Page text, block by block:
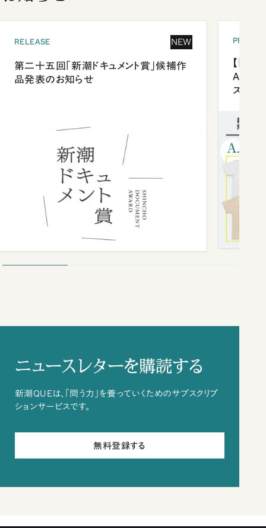
RELEASE NEW
第二十五回「新潮ドキュメント賞」候補作
品発表のお知らせ
【「新
ズプレ
ニュースレターを購読する
新潮QUEは、「問う力」を養っていくためのサブスクリプ
ションサービスです。
無料登録する